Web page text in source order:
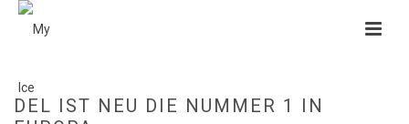
DEL IST NEU DIE NUMMER 1 IN